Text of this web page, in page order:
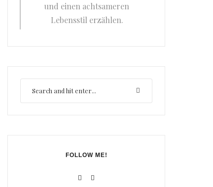
und einen achtsameren
Lebensstil erzählen.
FOLLOW ME!